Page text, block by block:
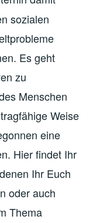
sozialen
Es geht
zu
Menschen
Weise
eine
Hier findet Ihr
Ihr Euch
oder auch
Thema